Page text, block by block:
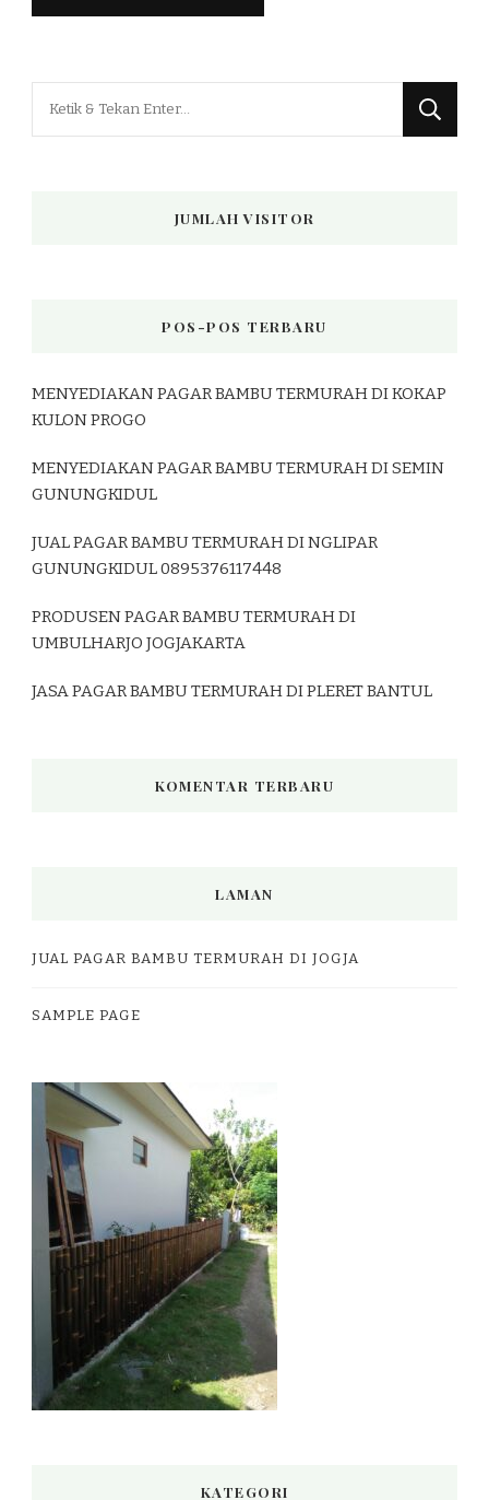
JUMLAH VISITOR
POS-POS TERBARU
MENYEDIAKAN PAGAR BAMBU TERMURAH DI KOKAP
KULON PROGO
MENYEDIAKAN PAGAR BAMBU TERMURAH DI SEMIN
GUNUNGKIDUL
JUAL PAGAR BAMBU TERMURAH DI NGLIPAR
GUNUNGKIDUL 0895376117448
PRODUSEN PAGAR BAMBU TERMURAH DI
UMBULHARJO JOGJAKARTA
JASA PAGAR BAMBU TERMURAH DI PLERET BANTUL
KOMENTAR TERBARU
LAMAN
JUAL PAGAR BAMBU TERMURAH DI JOGJA
SAMPLE PAGE
KATEGORI